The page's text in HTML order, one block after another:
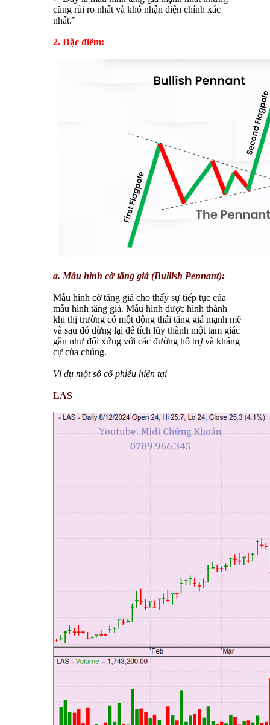
cũng rủi ro nhất và khó nhận diện chính xác
nhất.”
2. Đặc điểm:
a. Mẫu hình cờ tăng giá (Bullish Pennant):
Mẫu hình cờ tăng giá cho thấy sự tiếp tục của
mẫu hình tăng giá. Mẫu hình được hình thành
khi thị trường có một động thái tăng giá mạnh mẽ
và sau đó dừng lại để tích lũy thành một tam giác
gần như đối xứng với các đường hỗ trợ và kháng
cự của chúng.
Ví dụ một số cổ phiếu hiện tại
LAS